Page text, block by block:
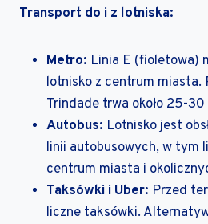
Transport do i z lotniska:
Metro: Linia E (fioletowa)
lotnisko z centrum miasta.
Trindade trwa około 25-
Autobus: Lotnisko jest
linii autobusowych, w tym
centrum miasta i
Taksówki i Uber: Przed
liczne taksówki.